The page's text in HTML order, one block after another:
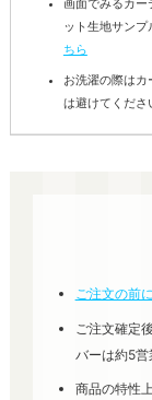
画面でみるカ
ット生地サンプ
ちら
お洗濯の際はカ
は避けてくださ
ご注文の前
ご注文確定
バーは約5営
商品の特性